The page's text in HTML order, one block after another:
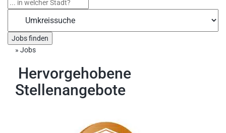
Jobs finden
» Jobs
Hervorgehobene
Stellenangebote